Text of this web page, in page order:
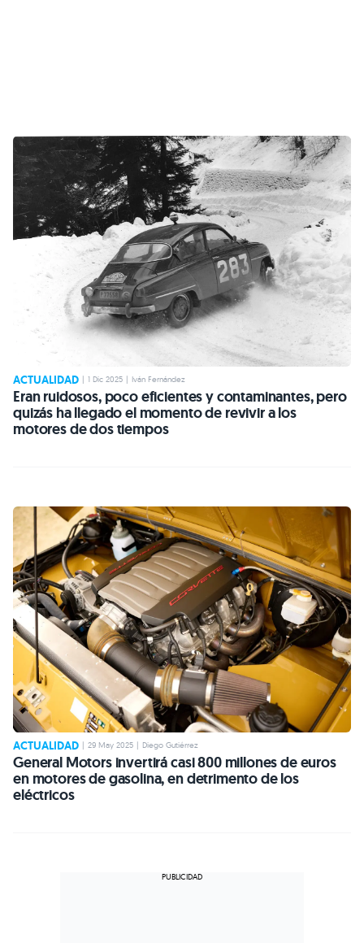
ACTUALIDAD 1 Dic 2025 Iván Fernández
Eran ruidosos, poco eficientes y contaminantes, pero
quizás ha llegado el momento de revivir a los
motores de dos tiempos
ACTUALIDAD | 29 May 2025 | Diego Gutiérrez
General Motors invertirá casi 800 millones de euros
en motores de gasolina, en detrimento de los
eléctricos